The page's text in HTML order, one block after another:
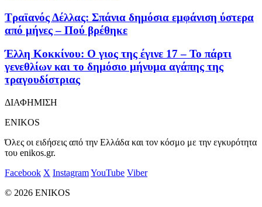
Τραϊανός Δέλλας: Σπάνια δημόσια εμφάνιση ύστερα
από μήνες – Πού βρέθηκε
Έλλη Κοκκίνου: Ο γιος της έγινε 17 – Το πάρτι
γενεθλίων και το δημόσιο μήνυμα αγάπης της
τραγουδίστριας
ΔΙΑΦΗΜΙΣΗ
ENIKOS
Όλες οι ειδήσεις από την Ελλάδα και τον κόσμο με την εγκυρότητα
του enikos.gr.
Facebook X InstagramYouTube Viber
© 2026 ENIKOS